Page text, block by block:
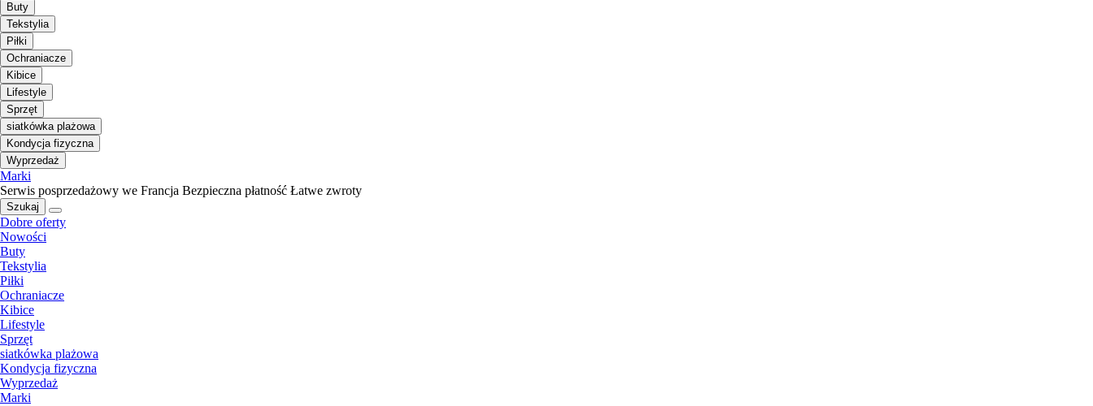
Buty
Tekstylia
Piłki
Ochraniacze
Kibice
Lifestyle
Sprzęt
siatkówka plażowa
Kondycja fizyczna
Wyprzedaż
Marki
Serwis posprzedażowy we Francja Bezpieczna płatność Łatwe zwroty
Szukaj
Dobre oferty
Nowości
Buty
Tekstylia
Piłki
Ochraniacze
Kibice
Lifestyle
Sprzęt
siatkówka plażowa
Kondycja fizyczna
Wyprzedaż
Marki